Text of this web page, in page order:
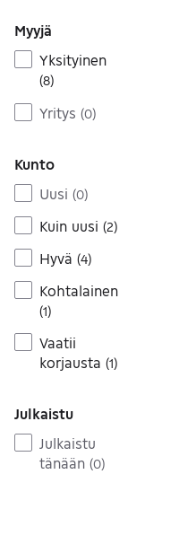
Myyjä
Yksityinen
(8)
Yritys (0)
Kunto
Uusi (0)
Kuin uusi (2)
Hyvä (4)
Kohtalainen
(1)
Vaatii
korjausta (1)
Julkaistu
Julkaistu
tänään (0)